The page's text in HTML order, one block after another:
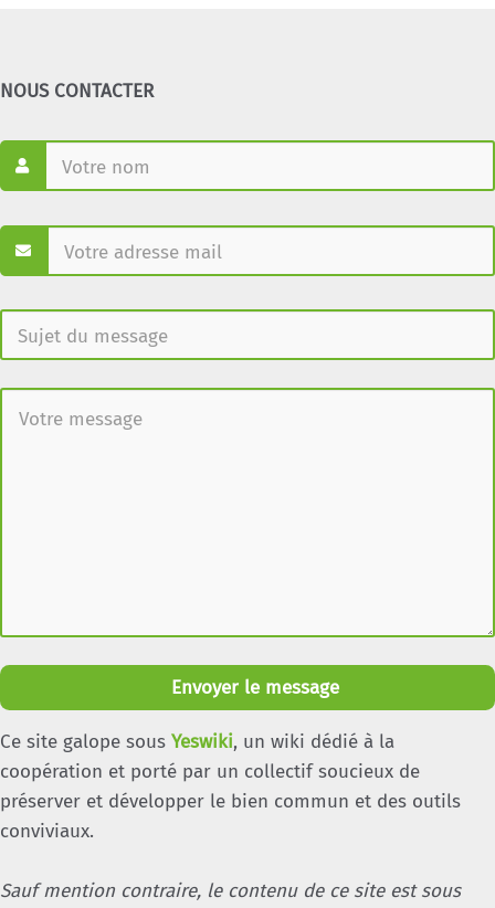
NOUS CONTACTER
Envoyer le message
Ce site galope sous Yeswiki, un wiki dédié à la
coopération et porté par un collectif soucieux de
préserver et développer le bien commun et des outils
conviviaux.
Sauf mention contraire, le contenu de ce site est sous